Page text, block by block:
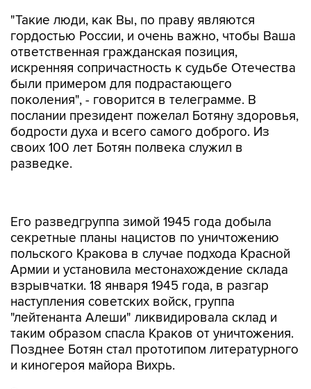
"Такие люди, как Вы, по праву являются
гордостью России, и очень важно, чтобы Ваша
ответственная гражданская позиция,
искренняя сопричастность к судьбе Отечества
были примером для подрастающего
поколения", - говорится в телеграмме. В
послании президент пожелал Ботяну здоровья,
бодрости духа и всего самого доброго. Из
своих 100 лет Ботян полвека служил в
разведке.
польского Кракова в случае подхода Красной
Армии и установила местонахождение склада
взрывчатки. 18 января 1945 года, в разгар
наступления советских войск, группа
"лейтенанта Алеши" ликвидировала склад и
таким образом спасла Краков от уничтожения.
Позднее Ботян стал прототипом литературного
и киногероя майора Вихрь.
За мужество и героизм, проявленные в ходе